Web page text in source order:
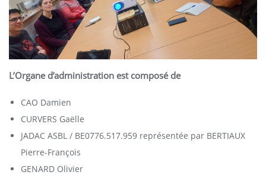
L’Organe d’administration est composé de
CAO Damien
CURVERS Gaëlle
JADAC ASBL / BE0776.517.959 représentée par BERTIAUX
Pierre-François
GENARD Olivier